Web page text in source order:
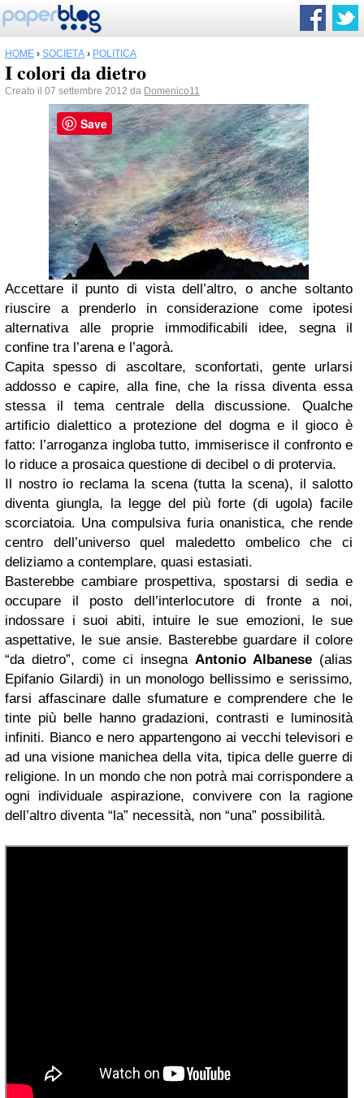
HOME › SOCIETÀ › POLITICA
I colori da dietro
Creato il 07 settembre 2012 da Domenico11
Accettare il punto di vista dell’altro, o anche soltanto
riuscire a prenderlo in considerazione come ipotesi
alternativa alle proprie immodificabili idee, segna il
confine tra l’arena e l’agorà.
Capita spesso di ascoltare, sconfortati, gente urlarsi
addosso e capire, alla fine, che la rissa diventa essa
stessa il tema centrale della discussione. Qualche
artificio dialettico a protezione del dogma e il gioco è
fatto: l’arroganza ingloba tutto, immiserisce il confronto e
lo riduce a prosaica questione di decibel o di protervia.
Il nostro io reclama la scena (tutta la scena), il salotto
diventa giungla, la legge del più forte (di ugola) facile
scorciatoia. Una compulsiva furia onanistica, che rende
centro dell’universo quel maledetto ombelico che ci
deliziamo a contemplare, quasi estasiati.
Basterebbe cambiare prospettiva, spostarsi di sedia e
occupare il posto dell’interlocutore di fronte a noi,
indossare i suoi abiti, intuire le sue emozioni, le sue
aspettative, le sue ansie. Basterebbe guardare il colore
“da dietro”, come ci insegna Antonio Albanese (alias
Epifanio Gilardi) in un monologo bellissimo e serissimo,
farsi affascinare dalle sfumature e comprendere che le
tinte più belle hanno gradazioni, contrasti e luminosità
infiniti. Bianco e nero appartengono ai vecchi televisori e
ad una visione manichea della vita, tipica delle guerre di
religione. In un mondo che non potrà mai corrispondere a
ogni individuale aspirazione, convivere con la ragione
dell’altro diventa “la” necessità, non “una” possibilità.
Save